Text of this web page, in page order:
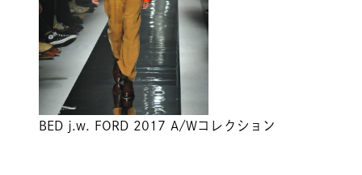
BED j.w. FORD 2017 A/Wコレクション